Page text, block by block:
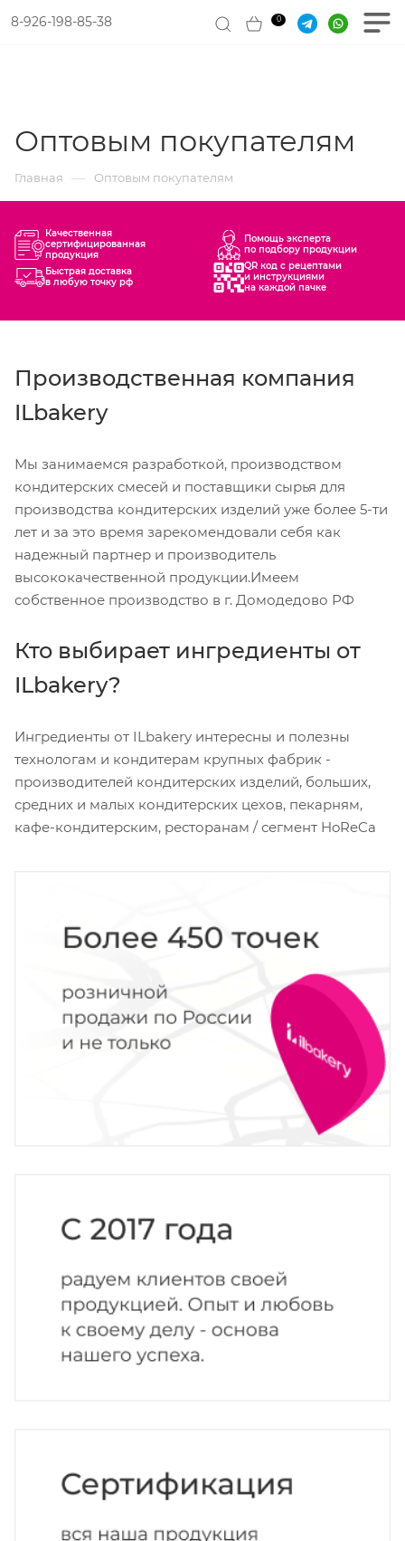
8-926-198-85-38 0
Оптовым покупателям
Главная — Оптовым покупателям
Качественная
сертифицированная
продукция
Помощь эксперта
по подбору продукции
Быстрая доставка
в любую точку рф
QR код с рецептами
и инструкциями
на каждой пачке
Производственная компания
ILbakery
Мы занимаемся разработкой, производством
кондитерских смесей и поставщики сырья для
производства кондитерских изделий уже более 5-ти
лет и за это время зарекомендовали себя как
надежный партнер и производитель
высококачественной продукции.Имеем
собственное производство в г. Домодедово РФ
Кто выбирает ингредиенты от
ILbakery?
Ингредиенты от ILbakery интересны и полезны
технологам и кондитерам крупных фабрик -
производителей кондитерских изделий, больших,
средних и малых кондитерских цехов, пекарням,
кафе-кондитерским, ресторанам / сегмент HoReCa